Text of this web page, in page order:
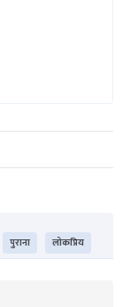
पुराना लोकप्रिय